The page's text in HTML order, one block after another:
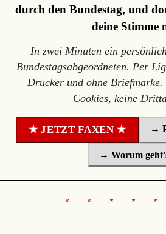
durch den Bundestag, und
deine Stimme
In zwei Minuten ein
Bundestagsabgeordneten. Per
Drucker und ohne
Cookies, keine
★ JETZT FAXEN ★ →
→ Worum